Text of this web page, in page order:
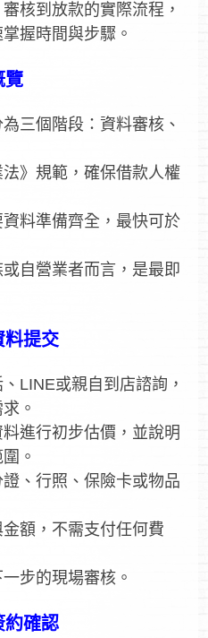
核到放款的實際流程，
握時間與步驟。
覽
三個階段：資料審核、
》規範，確保借款人權
料準備齊全，最快可於
自營業者而言，是最即
料提交
LINE或親自到店諮詢，
。
進行初步估價，並說明
。
、行照、保險卡或物品
額，不需支付任何費
步的現場審核。
約確認